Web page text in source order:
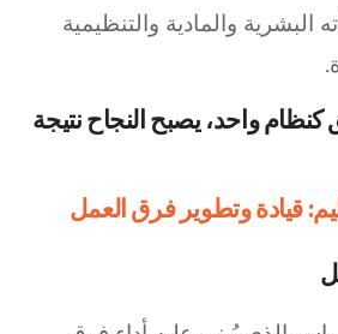
البشرية والمادية والتنظيمية
كنظام واحد، يصبح النجاح نتيجة
قيادة وتطوير فرق العمل